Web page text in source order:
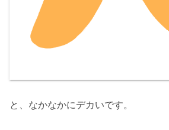
と、なかなかにデカいです。